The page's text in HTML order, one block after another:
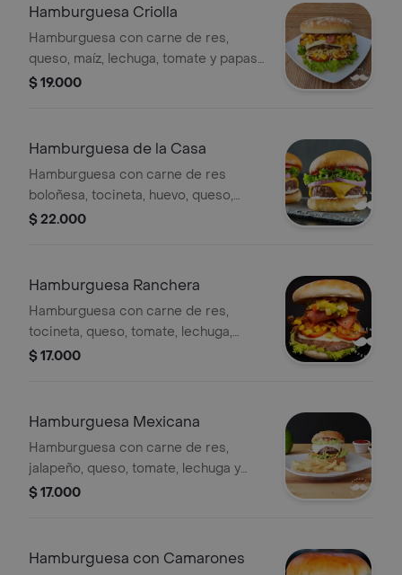
Hamburguesa Criolla
Hamburguesa con carne de res,
queso, maíz, lechuga, tomate y papas
a la francesa.
$ 19.000
Hamburguesa de la Casa
Hamburguesa con carne de res
boloñesa, tocineta, huevo, queso,
tomate, lechuga, cebolla y papas a la
$ 22.000
Hamburguesa Ranchera
Hamburguesa con carne de res,
tocineta, queso, tomate, lechuga,
cebolla y papas francesas.
$ 17.000
Hamburguesa Mexicana
Hamburguesa con carne de res,
jalapeño, queso, tomate, lechuga y
cebolla, acompañada de papas a la
$ 17.000
Hamburguesa con Camarones